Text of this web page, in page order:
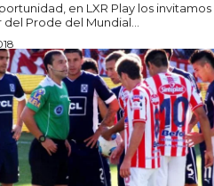
en LXR Play los invitamos
Prode del Mundial...